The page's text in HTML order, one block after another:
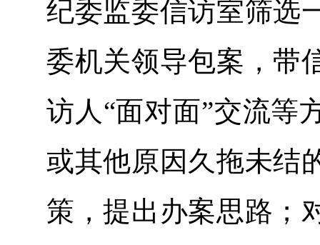
纪委监委信访室筛选
委机关领导包案，带
访人“面对面”交流等
或其他原因久拖未结
策，提出办案思路；